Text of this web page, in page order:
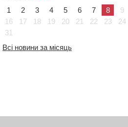
1
2 3 4 5 6 7 8 9
16
17 18 19 20 21 22 23 24
31
Всі новини за місяць